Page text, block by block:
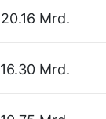
20.16 Mrd.
16.30 Mrd.